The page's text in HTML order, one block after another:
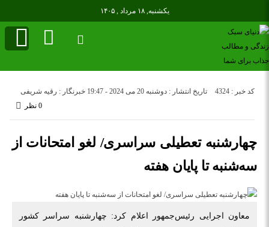
یکشنبه, ۱۸ مرداد , ۱۴۰۵
تاریخ انتشار : دوشنبه 20 می 2024 - 19:47 خبرنگار : رقیه شریفی
کد خبر : 4324
0 نظر
چهارشنبه تعطیلی سراسری/ لغو امتحانات از
سه‌شنبه تا پایان هفته
معاون اجرایی رئیس‌جمهور اعلام کرد: چهارشنبه سراسر کشور